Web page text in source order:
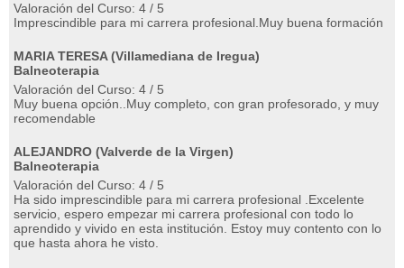
Valoración del Curso: 4 / 5
Imprescindible para mi carrera profesional.Muy buena formación
MARIA TERESA (Villamediana de Iregua)
Balneoterapia
Valoración del Curso: 4 / 5
Muy buena opción..Muy completo, con gran profesorado, y muy
recomendable
ALEJANDRO (Valverde de la Virgen)
Balneoterapia
Valoración del Curso: 4 / 5
Ha sido imprescindible para mi carrera profesional .Excelente
servicio, espero empezar mi carrera profesional con todo lo
aprendido y vivido en esta institución. Estoy muy contento con lo
que hasta ahora he visto.